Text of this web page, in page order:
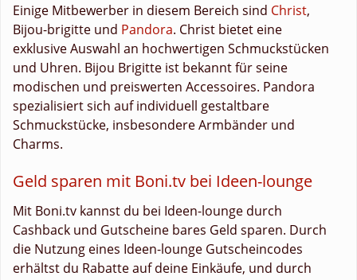
Einige Mitbewerber in diesem Bereich sind Christ,
Bijou-brigitte und Pandora. Christ bietet eine
exklusive Auswahl an hochwertigen Schmuckstücken
und Uhren. Bijou Brigitte ist bekannt für seine
modischen und preiswerten Accessoires. Pandora
spezialisiert sich auf individuell gestaltbare
Schmuckstücke, insbesondere Armbänder und
Charms.
Geld sparen mit Boni.tv bei Ideen-lounge
Mit Boni.tv kannst du bei Ideen-lounge durch
Cashback und Gutscheine bares Geld sparen. Durch
die Nutzung eines Ideen-lounge Gutscheincodes
erhältst du Rabatte auf deine Einkäufe, und durch